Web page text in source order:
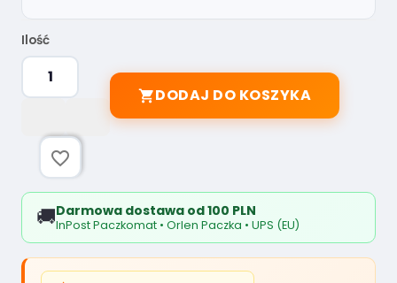
Ilość
DODAJ DO KOSZYKA
favorite_border
🚚Darmowa dostawa od 100 PLN
InPost Paczkomat • Orlen Paczka • UPS (EU)